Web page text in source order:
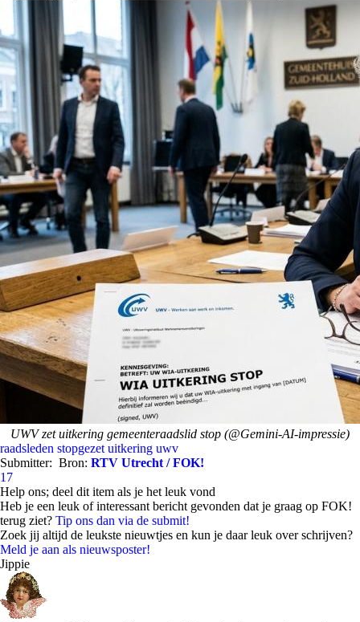
UWV zet uitkering gemeenteraadslid stop (@Gemini-AI-impressie)
raadsleden stopgezet uitkering uwv
Submitter: Bron: RTV Utrecht / FOK!
17
Help ons; deel dit item als je het leuk vond
Heb je een leuk of interessant bericht gevonden dat je graag op FOK!
terug ziet? Tip ons dan via de submit!
Zoek jij altijd de leukste nieuwtjes en kun je daar leuk over schrijven?
Meld je aan als nieuwsposter!
Jippie